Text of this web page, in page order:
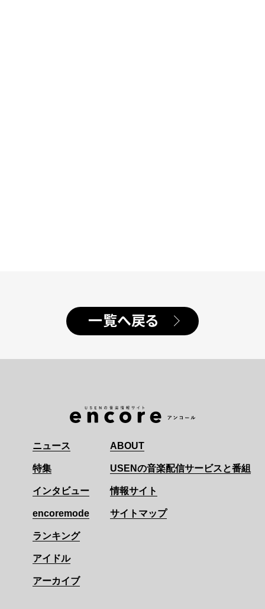
一覧へ戻る
ニュース
特集
インタビュー
encoremode
ランキング
アイドル
アーカイブ
ABOUT
USENの音楽配信サービスと番組
情報サイト
サイトマップ